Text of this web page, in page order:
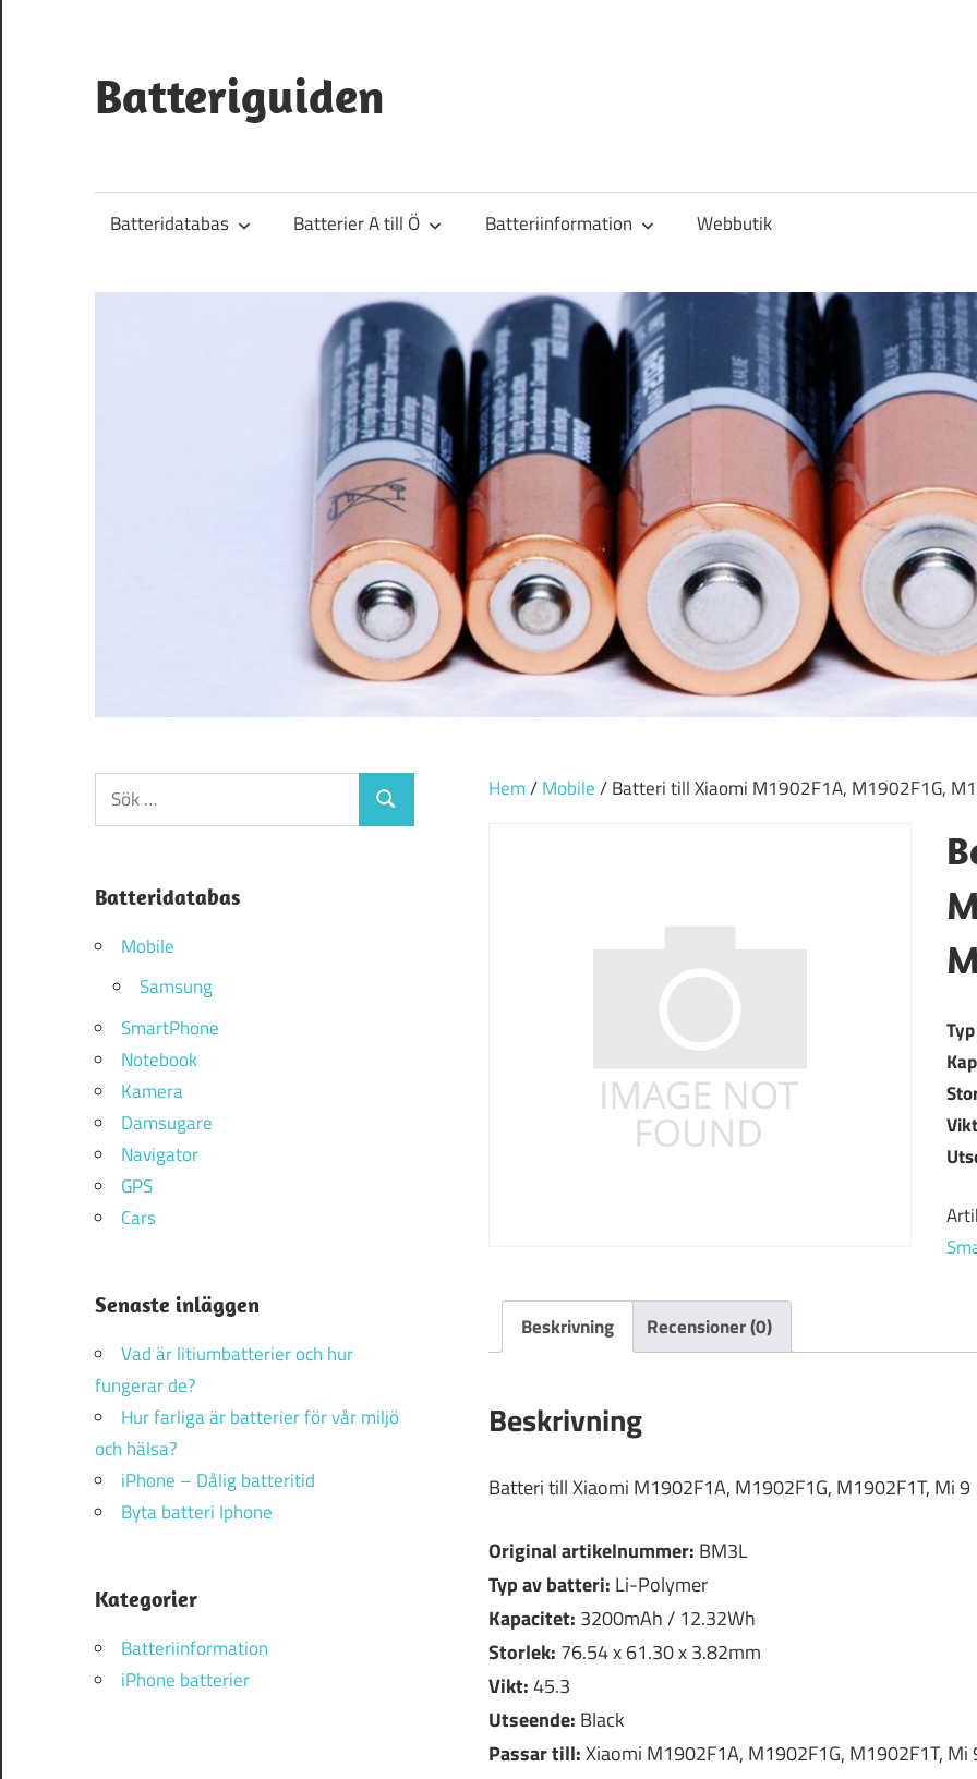
innehåll
Batteriguiden
Batteridatabas Batterier A till Ö Batteriinformation Webbutik
Hem/Mobile/ Batteri till Xiaomi M1902F1A, M1902F1G,
Beskrivning Recensioner (0)
Beskrivning
Batteri till Xiaomi M1902F1A, M1902F1G, M1902F1T, Mi 9
Original artikelnummer: BM3L
Typ av batteri: Li-Polymer
Kapacitet: 3200mAh / 12.32Wh
Storlek: 76.54 x 61.30 x 3.82mm
Vikt:45.3
Utseende: Black
Passar till:Xiaomi M1902F1A, M1902F1G, M1902F1T, Mi
Sök
efter:
Sök
Batteridatabas
Mobile
Samsung
SmartPhone
Notebook
Kamera
Damsugare
Navigator
GPS
Cars
Senaste inläggen
Vad är litiumbatterier och hur
fungerar de?
Hur farliga är batterier för vår miljö
och hälsa?
iPhone – Dålig batteritid
Byta batteri Iphone
Kategorier
Batteriinformation
iPhone batterier